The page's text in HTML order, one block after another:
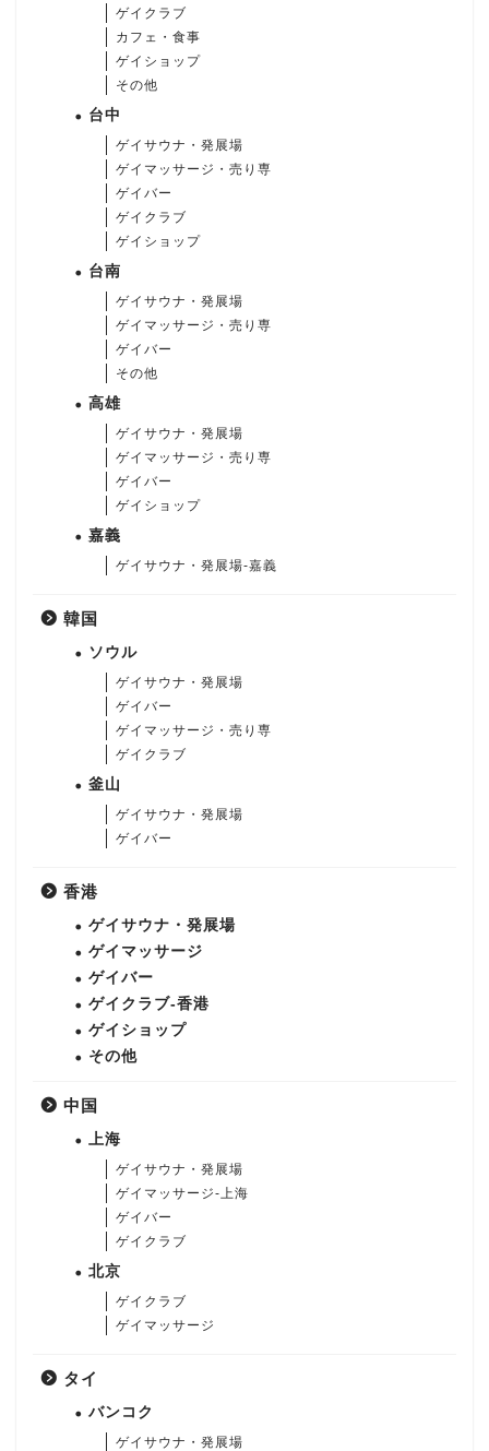
ゲイクラブ
カフェ・食事
ゲイショップ
その他
台中
ゲイサウナ・発展場
ゲイマッサージ・売り専
ゲイバー
ゲイクラブ
ゲイショップ
台南
ゲイサウナ・発展場
ゲイマッサージ・売り専
ゲイバー
その他
高雄
ゲイサウナ・発展場
ゲイマッサージ・売り専
ゲイバー
ゲイショップ
嘉義
ゲイサウナ・発展場-嘉義
韓国
ソウル
ゲイサウナ・発展場
ゲイバー
ゲイマッサージ・売り専
ゲイクラブ
釜山
ゲイサウナ・発展場
ゲイバー
香港
ゲイサウナ・発展場
ゲイマッサージ
ゲイバー
ゲイクラブ-香港
ゲイショップ
その他
中国
上海
ゲイサウナ・発展場
ゲイマッサージ-上海
ゲイバー
ゲイクラブ
北京
ゲイクラブ
ゲイマッサージ
タイ
バンコク
ゲイサウナ・発展場